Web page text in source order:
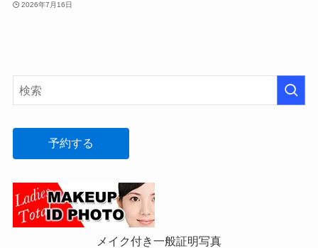
2026年7月16日
予約する
メイク付き一般証明写真